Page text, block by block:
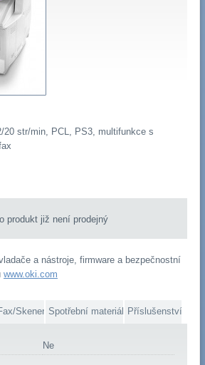
20 str/min, PCL, PS3, multifunkce s
produkt již není prodejný
a nástroje, firmware a bezpečnostní
www.oki.com
Skener Spotřební materiál Příslušenství
Ne